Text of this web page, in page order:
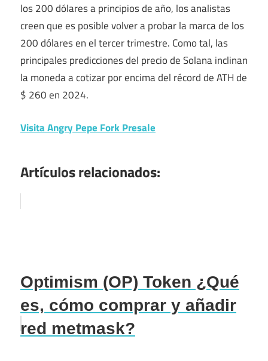
los 200 dólares a principios de año, los analistas
creen que es posible volver a probar la marca de los
200 dólares en el tercer trimestre. Como tal, las
principales predicciones del precio de Solana inclinan
la moneda a cotizar por encima del récord de ATH de
$ 260 en 2024.
Visita Angry Pepe Fork Presale
Artículos relacionados:
Optimism (OP) Token ¿Qué
es, cómo comprar y añadir
red metmask?